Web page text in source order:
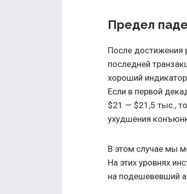
Предел
После достижения
последней
хороший
Если в первой
$21 — $21,5 тыс.,
ухудшения
В этом случае мы
На этих уровнях
на подешевевший